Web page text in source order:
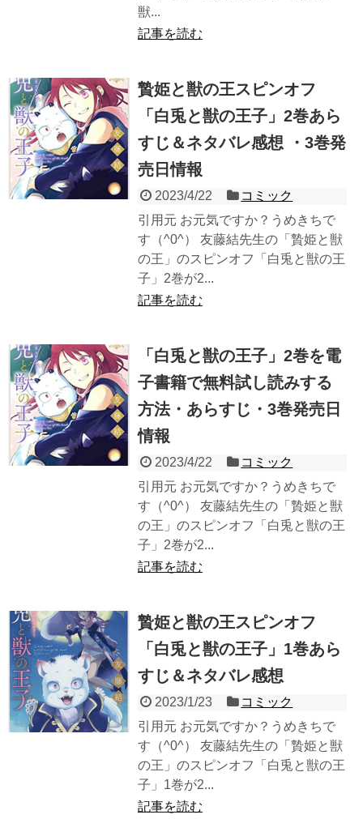
獣...
記事を読む
贄姫と獣の王スピンオフ
「白兎と獣の王子」2巻あら
すじ＆ネタバレ感想 ・3巻発
売日情報
2023/4/22
コミック
引用元 お元気ですか？うめきちで
す（^0^） 友藤結先生の「贄姫と獣
の王」のスピンオフ「白兎と獣の王
子」2巻が2...
記事を読む
「白兎と獣の王子」2巻を電
子書籍で無料試し読みする
方法・あらすじ・3巻発売日
情報
2023/4/22
コミック
引用元 お元気ですか？うめきちで
す（^0^） 友藤結先生の「贄姫と獣
の王」のスピンオフ「白兎と獣の王
子」2巻が2...
記事を読む
贄姫と獣の王スピンオフ
「白兎と獣の王子」1巻あら
すじ＆ネタバレ感想
2023/1/23
コミック
引用元 お元気ですか？うめきちで
す（^0^） 友藤結先生の「贄姫と獣
の王」のスピンオフ「白兎と獣の王
子」1巻が2...
記事を読む